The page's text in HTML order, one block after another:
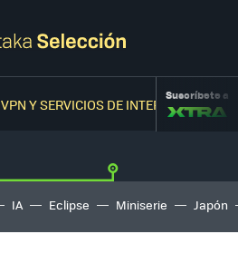
VPN Y SERVICIOS DE INTERNETSuscríbete a
IA Eclipse Miniserie Japón